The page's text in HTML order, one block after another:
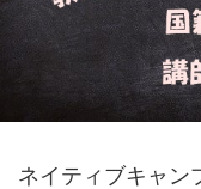
ネイティブキャン